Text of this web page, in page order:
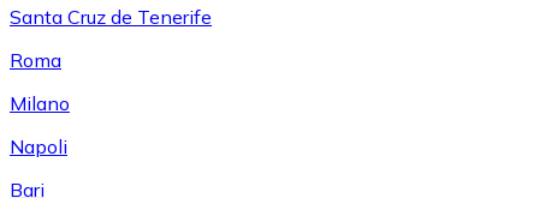
Santa Cruz de Tenerife
Roma
Milano
Napoli
Bari